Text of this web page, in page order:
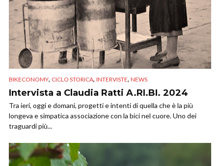
BIKECONOMY, CICLO STORICA, INTERVISTE, NEWS
Intervista a Claudia Ratti A.RI.BI. 2024
Tra ieri, oggi e domani, progetti e intenti di quella che è la più
longeva e simpatica associazione con la bici nel cuore. Uno dei
traguardi più...